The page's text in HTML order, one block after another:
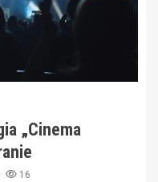
„Cinema
16